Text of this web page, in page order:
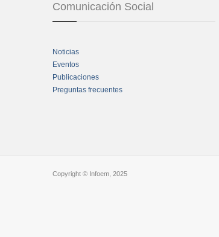
Comunicación Social
Noticias
Eventos
Publicaciones
Preguntas frecuentes
Copyright © Infoem, 2025